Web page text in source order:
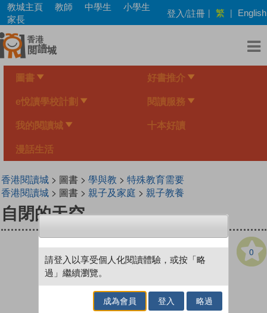
Skip
main
content
教城主頁 教師 中學生
小學生
家長
登入/註冊 | 繁 | English
圖書 好書推介
e悅讀學校計劃 閱讀服務
我的閱讀城 十本好讀
漫話生活
香港閱讀城> 圖書 > 學與教 > 特殊教育需要
香港閱讀城> 圖書 > 親子及家庭 > 親子教養
自閉的天空
0
請登入以享受個人化閱讀體驗，或按「略
過」繼續瀏覽。
成為會員 登入 略過